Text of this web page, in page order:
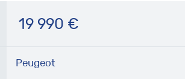
19 990 €
Peugeot